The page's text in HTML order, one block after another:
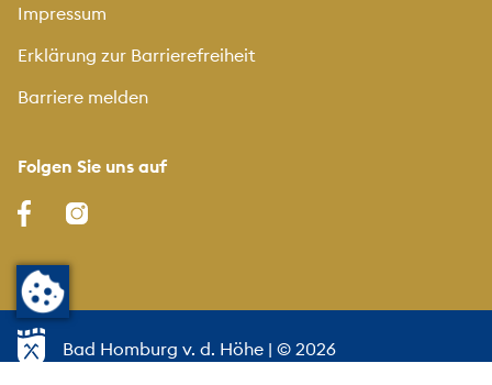
Impressum
Erklärung zur Barrierefreiheit
Barriere melden
Folgen Sie uns auf
Bad Homburg v. d. Höhe | © 2026